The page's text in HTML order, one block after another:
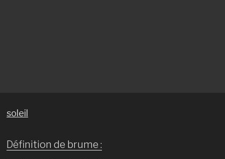
soleil
Définition de brume :